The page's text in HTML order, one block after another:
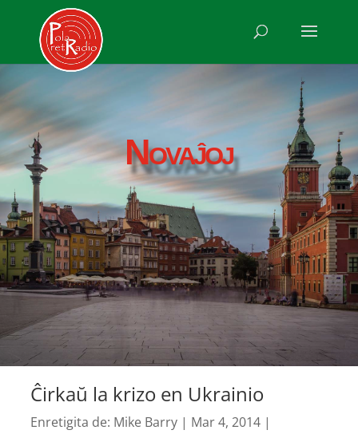
Novaĵoj
Ĉirkaŭ la krizo en Ukrainio
Enretigita de: Mike Barry | Mar 4, 2014 |